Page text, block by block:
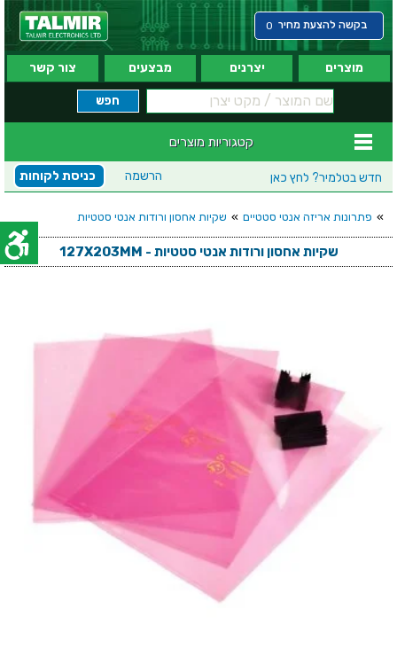
בקשה להצעת מחיר 0
מוצרים יצרנים מבצעים צור קשר
קטגוריות מוצרים
חדש בטלמיר? לחץ כאן כניסת לקוחות הרשמה
» פתרונות אריזה אנטי סטטיים » שקיות אחסון ורודות אנטי סטטיות
שקיות אחסון ורודות אנטי סטטיות - 127X203MM